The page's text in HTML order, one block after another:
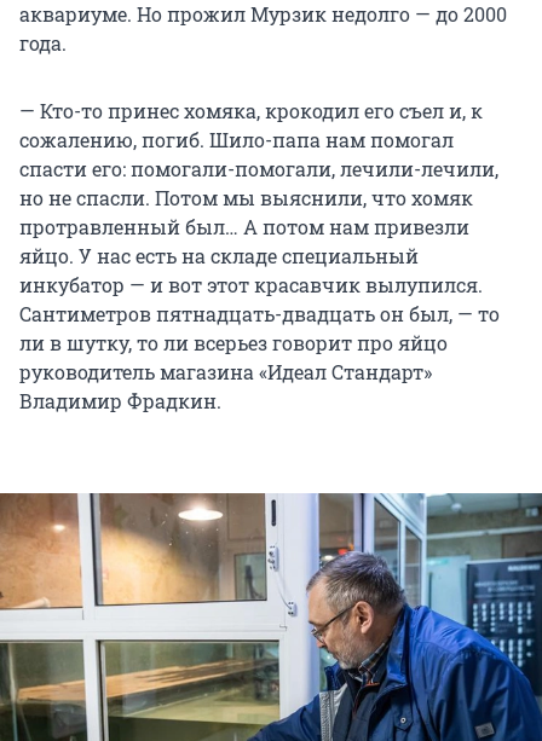
аквариуме. Но прожил Мурзик недолго — до 2000
года.
— Кто-то принес хомяка, крокодил его съел и, к
сожалению, погиб. Шило-папа нам помогал
спасти его: помогали-помогали, лечили-лечили,
но не спасли. Потом мы выяснили, что хомяк
протравленный был… А потом нам привезли
яйцо. У нас есть на складе специальный
инкубатор — и вот этот красавчик вылупился.
Сантиметров пятнадцать-двадцать он был, — то
ли в шутку, то ли всерьез говорит про яйцо
руководитель магазина «Идеал Стандарт»
Владимир Фрадкин.